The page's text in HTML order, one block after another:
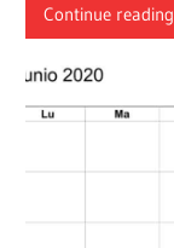
Continue reading